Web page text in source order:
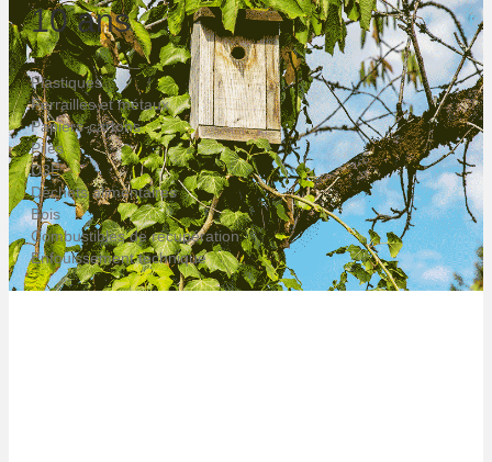
10 ans
Plastiques
Ferrailles et métaux
Papiers-cartons
Piles
D3E
Déchets alimentaires
Bois
Combustibles de récupération
Enfouissement technique